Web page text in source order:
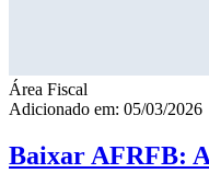
Área Fiscal
Adicionado em: 05/03/2026
Baixar AFRFB: